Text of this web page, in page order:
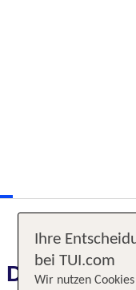
Das
Ihre
bei TUI.com
Wir nutzen